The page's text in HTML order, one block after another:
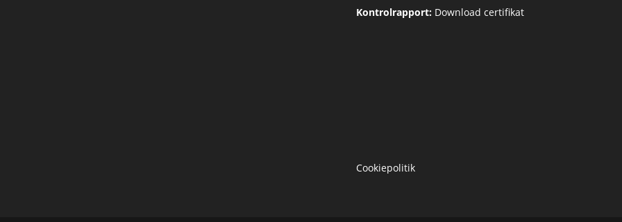
Kontrolrapport: Download certifikat
Cookiepolitik